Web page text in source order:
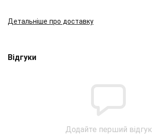
Детальніше про доставку
Відгуки
Додайте перший відгук